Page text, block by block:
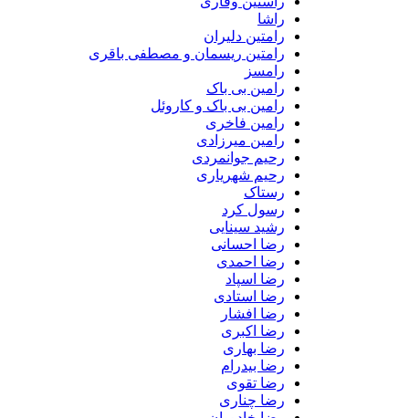
رامتین دلیران
رامتین ریسمان و مصطفی باقری
رامین بی باک
رامین بی باک و کاروئل
رامین فاخری
رامین میرزادی
رحیم جوانمردی
رحیم شهریاری
رستاک
رسول کرد
رشید سینایی
رضا احسانی
رضا احمدی
رضا اسپاد
رضا استادی
رضا افشار
رضا اکبری
رضا بهاری
رضا بیدرام
رضا تقوی
رضا چناری